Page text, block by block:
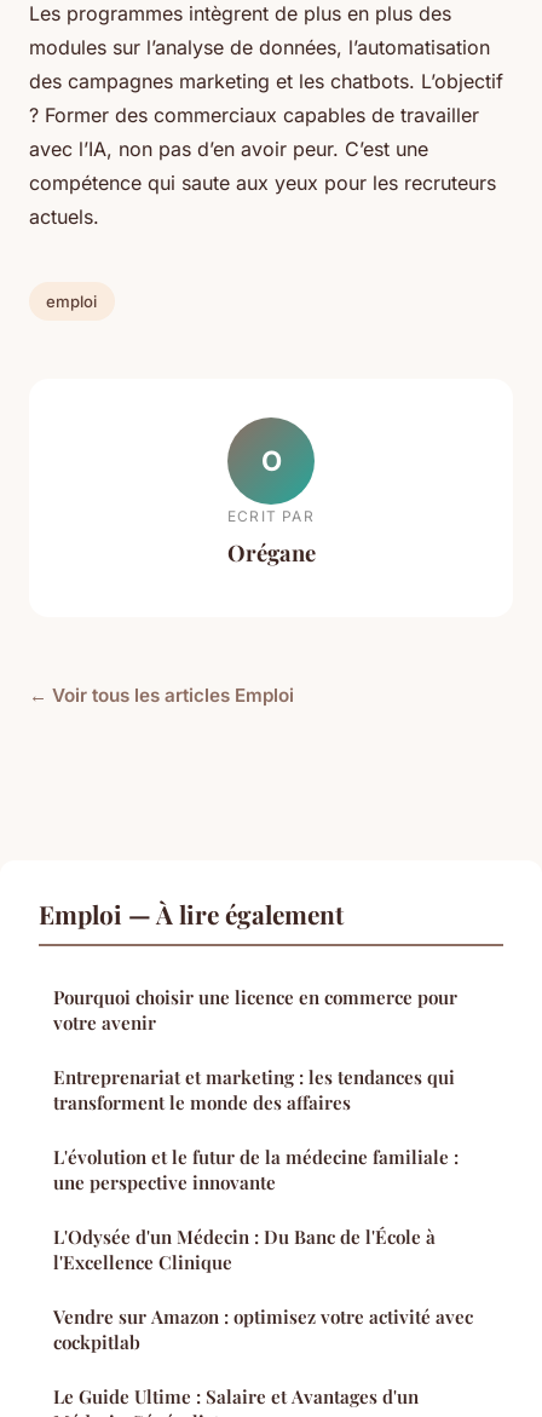
Les programmes intègrent de plus en plus des
modules sur l’analyse de données, l’automatisation
des campagnes marketing et les chatbots. L’objectif
? Former des commerciaux capables de travailler
avec l’IA, non pas d’en avoir peur. C’est une
compétence qui saute aux yeux pour les recruteurs
actuels.
emploi
O
ECRIT PAR
Orégane
← Voir tous les articles Emploi
Emploi — À lire également
Pourquoi choisir une licence en commerce pour
votre avenir
Entreprenariat et marketing : les tendances qui
transforment le monde des affaires
L'évolution et le futur de la médecine familiale :
une perspective innovante
L'Odysée d'un Médecin : Du Banc de l'École à
l'Excellence Clinique
Vendre sur Amazon : optimisez votre activité avec
cockpitlab
Le Guide Ultime : Salaire et Avantages d'un